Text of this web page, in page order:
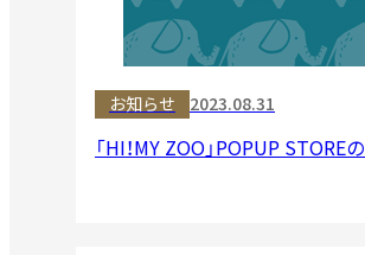
お知らせ 2023.08.31
「HI！MY ZOO」POPUP STORE